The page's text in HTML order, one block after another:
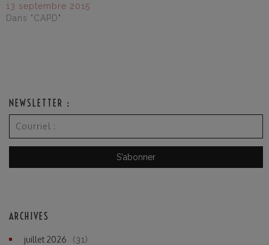
13 septembre 2015
Dans "CAPD"
NEWSLETTER :
ARCHIVES
juillet 2026 (31)